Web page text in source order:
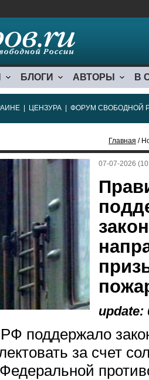
БЛОГИ АВТОРЫ В
ЦЕНЗУРА ФОРУМ СВОБОДНОЙ
Главная /
07-07-2026
update:
поддержало
за счет